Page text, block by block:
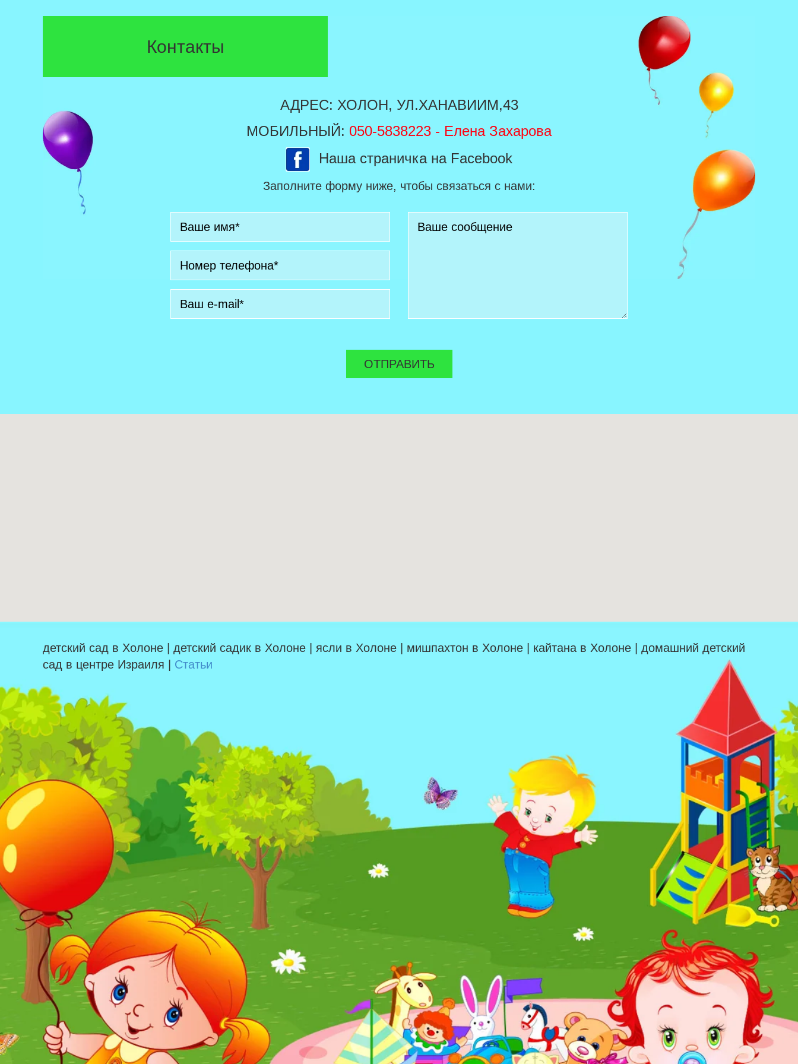
Контакты
АДРЕС: ХОЛОН, УЛ.ХАНАВИИМ,43
МОБИЛЬНЫЙ: 050-5838223 - Елена Захарова
Наша страничка на Facebook
Заполните форму ниже, чтобы связаться с нами:
детский сад в Холоне | детский садик в Холоне | ясли в Холоне | мишпахтон в Холоне | кайтана в Холоне | домашний детский
сад в центре Израиля | Статьи